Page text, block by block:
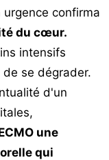
confirma
du cœur.
intensifs
se dégrader.
d'un
une
qui